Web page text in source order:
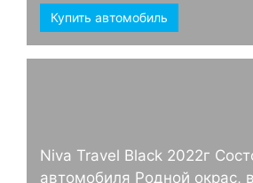
Купить автомобиль
Niva Travel Black 2022г
автомобиля Родной окрас,